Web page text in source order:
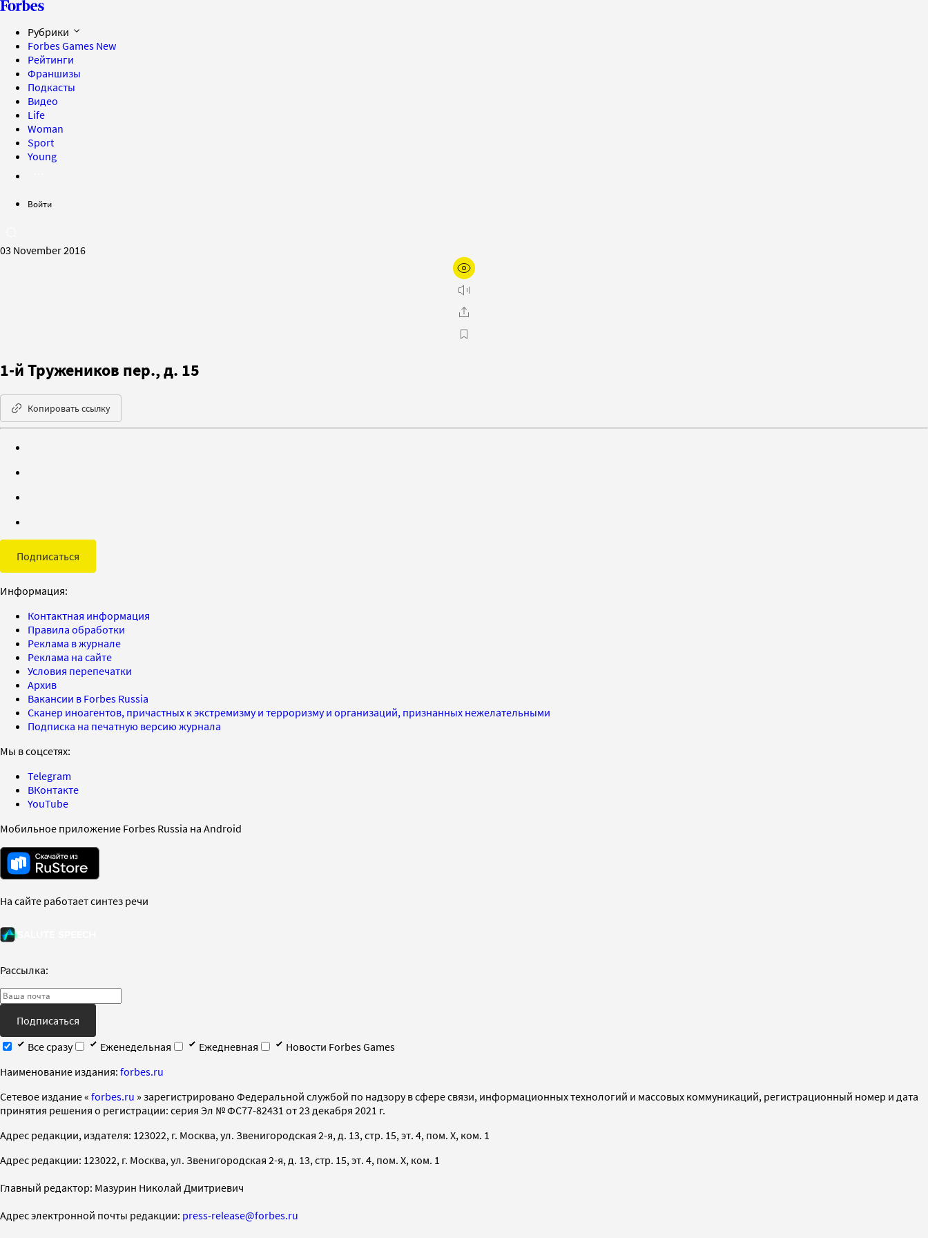
Рубрики
Forbes Games New
Рейтинги
Франшизы
Подкасты
Видео
Life
Woman
Sport
Young
Войти
03 November 2016
1-й Тружеников пер., д. 15
Копировать ссылку
Подписаться
Информация:
Контактная информация
Правила обработки
Реклама в журнале
Реклама на сайте
Условия перепечатки
Архив
Вакансии в Forbes Russia
Сканер иноагентов, причастных к экстремизму и терроризму и организаций, признанных нежелательными
Подписка на печатную версию журнала
Мы в соцсетях:
Telegram
ВКонтакте
YouTube
Мобильное приложение Forbes Russia на Android
На сайте работает синтез речи
Рассылка:
Подписаться
Все сразу
Еженедельная Ежедневная
Новости Forbes Games
Наименование издания: forbes.ru
Cетевое издание « forbes.ru » зарегистрировано Федеральной службой по надзору в сфере связи, информационных технологий и массовых коммуникаций, регистрационный номер и дата
принятия решения о регистрации: серия Эл № ФС77-82431 от 23 декабря 2021 г.
Адрес редакции, издателя: 123022, г. Москва, ул. Звенигородская 2-я, д. 13, стр. 15, эт. 4, пом. X, ком. 1
Адрес редакции: 123022, г. Москва, ул. Звенигородская 2-я, д. 13, стр. 15, эт. 4, пом. X, ком. 1
Главный редактор: Мазурин Николай Дмитриевич
Адрес электронной почты редакции: press-release@forbes.ru